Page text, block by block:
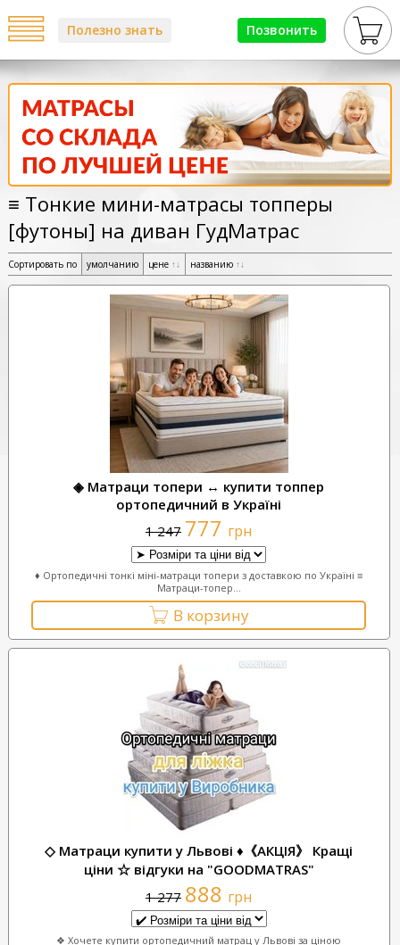
Позвонить
Полезно знать
≡ Тонкие мини-матрасы топперы
[футоны] на диван ГудМатрас
Сортировать по умолчанию цене ↑↓ названию ↑↓
◈ Матраци топери ↔ купити топпер
ортопедичний в Україні
1 247 777 грн
♦ Ортопедичні тонкі міні-матраци топери з доставкою по Україні ≡
Матраци-топер...
В корзину
◇ Матраци купити у Львові ♦《АКЦІЯ》 Кращі
ціни ☆ відгуки на "GOODMATRAS"
1 277 888 грн
❖ Хочете купити ортопедичний матрац у Львові за ціною